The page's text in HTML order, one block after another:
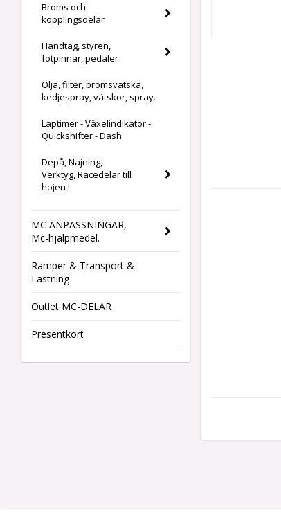
Broms och
kopplingsdelar
Handtag, styren,
fotpinnar, pedaler
Olja, filter, bromsvätska,
kedjespray, vätskor, spray.
Laptimer - Växelindikator -
Quickshifter - Dash
Depå, Najning,
Verktyg, Racedelar till
hojen !
MC ANPASSNINGAR,
Mc-hjälpmedel.
Ramper & Transport &
Lastning
Outlet MC-DELAR
Presentkort